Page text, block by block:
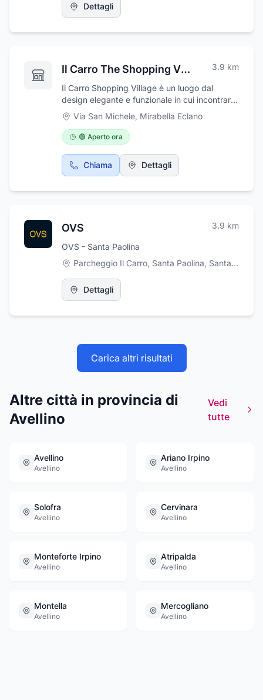
Dettagli
Il Carro The Shopping Village 3.9 km
Il Carro Shopping Village è un luogo dal
design elegante e funzionale in cui incontrarsi
con amici, fare shopping, darsi appuntamento
per un caffè o intrattenersi per un aperitivo.
Dove ogni momento è entusiasmante. Più di
30 Negozi disponibili per l’abbigliamento
uomo e donna, idee regalo, cosmetica,
calzature, casa ed elettronica, giocattoli,
centro commerciale, è lo shopping village più
Via San Michele, Mirabella Eclano
🟢 Aperto ora
Chiama Dettagli
OVS 3.9 km
OVS - Santa Paolina
Parcheggio Il Carro, Santa Paolina, Santa Paolina
Dettagli
Carica altri risultati
Altre città in provincia di
Avellino
Vedi
tutte
Avellino
Avellino
Ariano Irpino
Avellino
Solofra
Avellino
Cervinara
Avellino
Monteforte Irpino
Avellino
Atripalda
Avellino
Montella
Avellino
Mercogliano
Avellino